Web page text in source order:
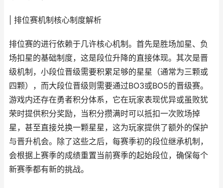
| 排位赛机制核心制度解析
排位赛的进行依赖于几许核心机制。首先是胜场加星、负
场扣星的基础制度，这是段位升降的直接体现。其次是晋
级机制，小段位晋级需要积累足够的星星（通常为三颗或
四颗），而大段位晋级则需要通过BO3或BO5的晋级赛。
游戏内还存在勇者积分体系，它在玩家表现优异或虽败犹
荣时提供积分奖励，当积分攒满时可以抵扣一次败场掉
星，甚至直接兑换一颗星星，这为玩家提供了额外的保护
与晋升机会。除了这些之后，每赛季初的段位继承机制，
会根据上赛季的成绩重置当前赛季的起始段位，确保每个
新赛季都有新的挑战。